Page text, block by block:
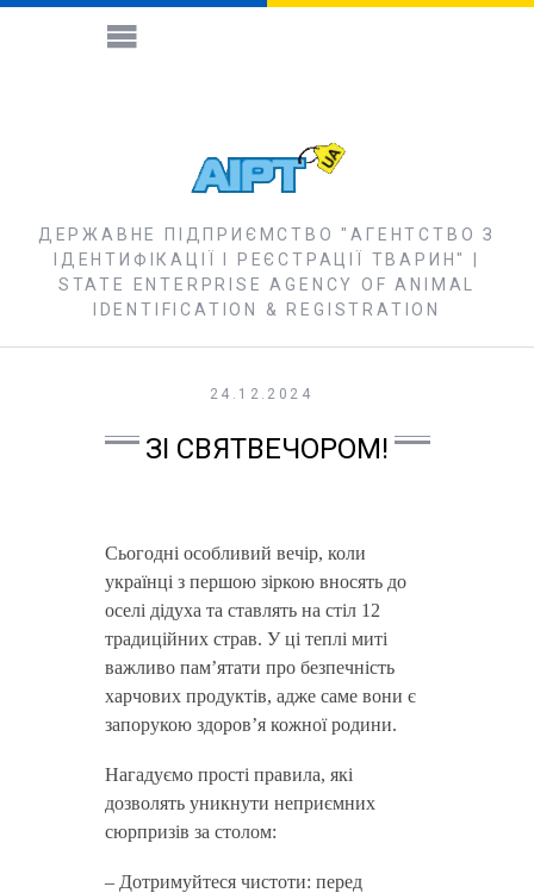
ДЕРЖАВНЕ ПІДПРИЄМСТВО "АГЕНТСТВО З
ІДЕНТИФІКАЦІЇ І РЕЄСТРАЦІЇ ТВАРИН" |
STATE ENTERPRISE AGENCY OF ANIMAL
IDENTIFICATION & REGISTRATION
24.12.2024
ЗІ СВЯТВЕЧОРОМ!
Сьогодні особливий вечір, коли
українці з першою зіркою вносять до
оселі дідуха та ставлять на стіл 12
традиційних страв. У ці теплі миті
важливо пам’ятати про безпечність
харчових продуктів, адже саме вони є
запорукою здоров’я кожної родини.
Нагадуємо прості правила, які
дозволять уникнути неприємних
сюрпризів за столом:
– Дотримуйтеся чистоти: перед